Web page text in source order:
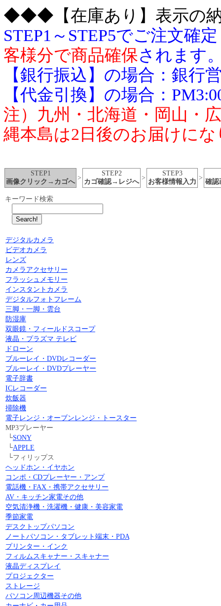
◆◆◆【在庫あり】表示の
STEP1～STEP5でご注文確
客様分で商品確保されます
【銀行振込】の場合：銀行
【代金引換】の場合：
注）九州・北海道・岡山・
縄本島は2日後のお届けに
STEP1
画像クリック→カゴへ
>
STEP2
カゴ確認→レジへ
>
STEP3
お客様情報入力
>
確
キーワード検索
デジタルカメラ
ビデオカメラ
レンズ
カメラアクセサリー
フラッシュメモリー
インスタントカメラ
デジタルフォトフレーム
三脚・一脚・雲台
防湿庫
双眼鏡・フィールドスコープ
液晶・プラズマ テレビ
ドローン
ブルーレイ・DVDレコーダー
ブルーレイ・DVDプレーヤー
電子辞書
ICレコーダー
炊飯器
掃除機
電子レンジ・オーブンレンジ・トースター
MP3プレーヤー
└SONY
└APPLE
└フィリップス
ヘッドホン・イヤホン
コンポ・CDプレーヤー・アンプ
電話機・FAX・携帯アクセサリー
AV・キッチン家電その他
空気清浄機・洗濯機・健康・美容家電
季節家電
デスクトップパソコン
ノートパソコン・タブレット端末・PDA
プリンター・インク
フィルムスキャナー・スキャナー
液晶ディスプレイ
プロジェクター
ストレージ
パソコン周辺機器その他